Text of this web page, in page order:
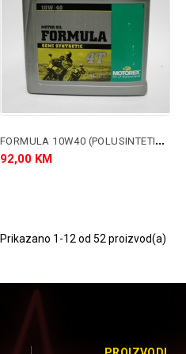
F
ORMULA 10W40 (POLUSINTETIKA)
92,00 KM
Prikazano 1-12 od 52 proizvod(a)